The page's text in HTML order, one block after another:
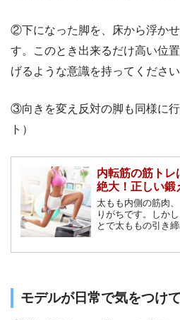
②下になった脚を、床から浮か
す。このとき出来るだけ高い位
げるような意識を持ってください
③向きを変え反対の脚も同様に
ト）
内転筋の筋トレ
絶大！正しい鍛
太もも内側の筋肉
りがちです。しか
とで太ももの引き
モデルが日常で気をつけ